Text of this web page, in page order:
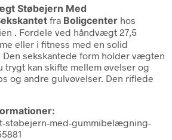
Støbejern Med
fra Boligcenter hos
. Fordele ved håndvægt 27,5
eller i fitness med en solid
Den sekskantede form holder vægten
trygt kan skifte mellem øvelser og
og andre gulvøvelser. Den riflede
støbejern-med-gummibelægning-